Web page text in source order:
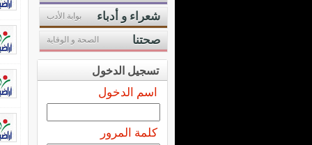
شعراء و أدباء بوابة الأدب
صحتنا الصحة و الوقاية
تسجيل الدخول
اسم الدخول
كلمة المرور